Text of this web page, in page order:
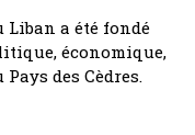
a été fondé
économique,
des Cèdres.